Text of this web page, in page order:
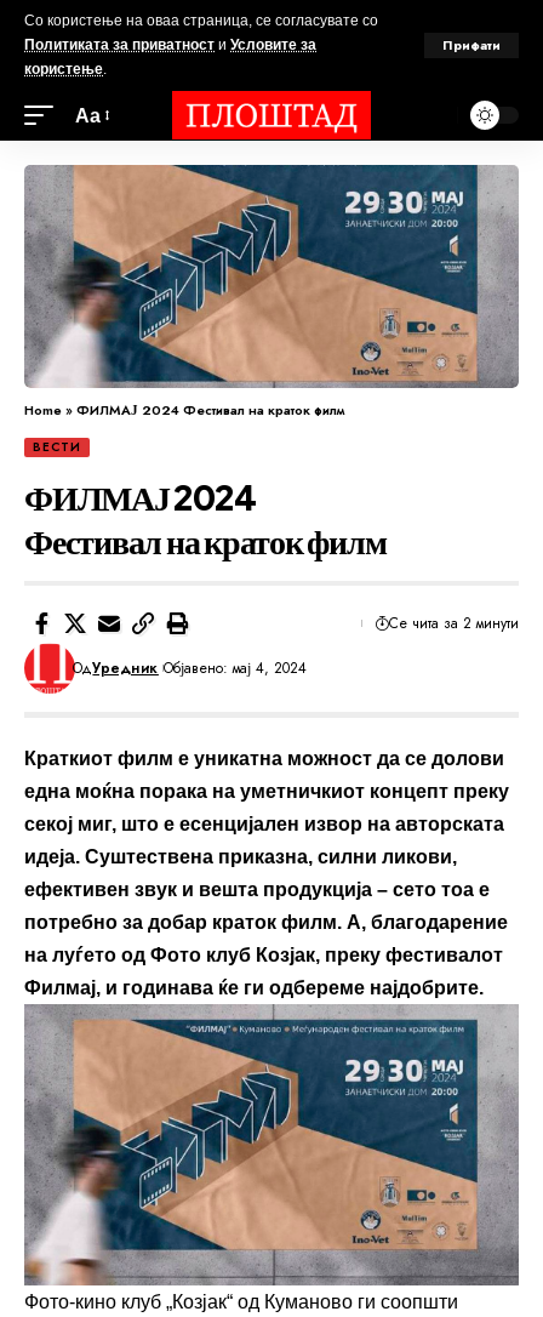
Со користење на оваа страница, се согласувате со
Политиката за приватност и Условите за
користење.
Прифати
Аа
Home»ФИЛМАЈ 2024 Фестивал на краток филм
ВЕСТИ
ФИЛМАЈ 2024
Фестивал на краток филм
ОдУредник Објавено: мај 4, 2024
Се чита за 2 минути
Краткиот филм е уникатна можност да се долови
една моќна порака на уметничкиот концепт преку
секој миг, што е есенцијален извор на авторската
идеја. Суштествена приказна, силни ликови,
ефективен звук и вешта продукција – сето тоа е
потребно за добар краток филм. А, благодарение
на луѓето од Фото клуб Козјак, преку фестивалот
Филмај, и годинава ќе ги одбереме најдобрите.
Фото-кино клуб „Козјак“ oд Куманово ги соопшти